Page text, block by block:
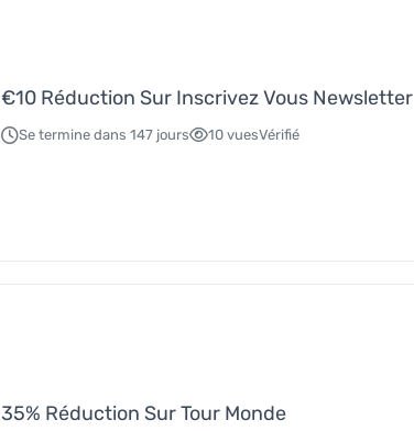
€10 Réduction Sur Inscrivez Vous Newsletter
Se termine dans 147 jours 10 vuesVérifié
35% Réduction Sur Tour Monde